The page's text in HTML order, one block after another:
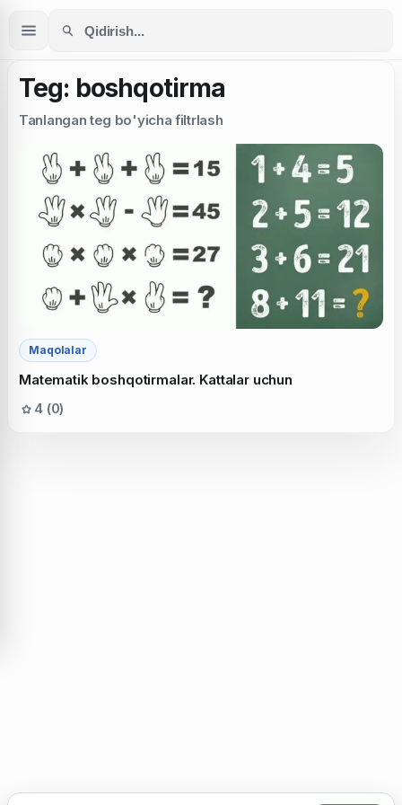
Teg: boshqotirma
Tanlangan teg bo'yicha filtrlash
Maqolalar
Matematik boshqotirmalar. Kattalar uchun
4 (0)